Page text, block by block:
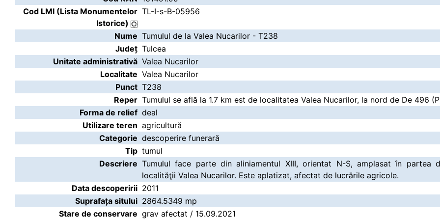
Cod LMI (Lista Monumentelor
Istorice)
TL-I-s-B-05956
Nume Tumulul de la Valea Nucarilor - T238
Județ Tulcea
Unitate administrativă Valea Nucarilor
Localitate Valea Nucarilor
Punct T238
Reper Tumulul se află la 1.7 km est de localitatea Valea Nucarilor, la nord de De 496
Forma de relief deal
Utilizare teren agricultură
Categorie descoperire funerară
Tip tumul
Descriere Tumulul face parte din aliniamentul XIII, orientat N-S, amplasat în partea
localităţii Valea Nucarilor. Este aplatizat, afectat de lucrările agricole.
Data descoperirii 2011
Suprafața sitului 2864.5349 mp
Stare de conservare grav afectat / 15.09.2021